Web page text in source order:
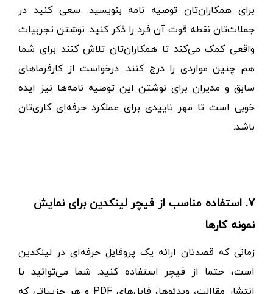
برای همکاران‌تان توصیه نامه بنویسید. سعی کنید در
جملات‌تان نقطه قوت آن فرد را ذکر کنید. نوشتن تجربیات
واقعی کمک می‌کند تا همکاران‌تان تلاش کنند برای شما
هم چنین مواردی را درج کنند. درخواست از کارفرماهای
سابق و مدیران برای نوشتن این توصیه نامه‌ها نیز ایده
خوبی است تا مهر تاییدی برای عملکرد حرفه‌ای کاری‌تان
باشد.
7. استفاده مناسب از فیچر لینکدین برای نمایش
نمونه کارها
زمانی که قصدتان ارائه یک پروفایل حرفه‌ای در لینکدین
است، حتما از فیچر استفاده کنید. شما می‌توانید با